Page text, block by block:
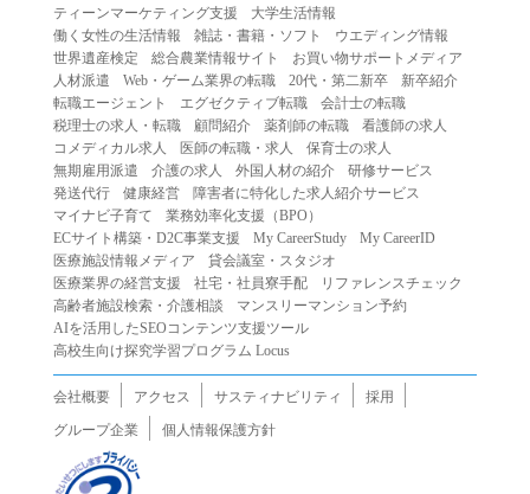
（３）当社または第三者の著作権等の知的財産権、プライ
バシー、その他の権利を侵害する行為
（４）当社または第三者を誹謗中傷する行為
（５）当社または第三者に不利益を与える行為
（６）営利を目的とした行為
（７）政治・選挙・宗教活動またはそれらに類する行為
（８）本サービスの運営を妨害する行為
（９）法令違反、犯罪行為、または公序良俗に反する行為
（１０）暴力的な要求行為、または法的な責任を超えた不
当な要求行為
（１１）その他当社が不適切であると判断する行為
２.当社は、前項の定めに該当する行為を行った利用者に対
の提供を停止または中断することができるものとします。
第５条（免責）
１.当社は、本サービスの利用（これらに伴う当社または第
三者の情報提供行為等を含みます）により、利用者に生じ
ティーンマーケティング支援
大学生活情報
働く女性の生活情報
雑誌・書籍・ソフト
ウエディング情報
世界遺産検定
総合農業情報サイト
お買い物サポートメディア
人材派遣
Web・ゲーム業界の転職 20代・第二新卒
新卒紹介
転職エージェント
エグゼクティブ転職
会計士の転職
税理士の求人・転職
顧問紹介 薬剤師の転職
看護師の求人
コメディカル求人
医師の転職・求人
保育士の求人
無期雇用派遣
介護の求人 外国人材の紹介
研修サービス
発送代行
健康経営
障害者に特化した求人紹介サービス
マイナビ子育て
業務効率化支援（BPO）
ECサイト構築・D2C事業支援
My CareerStudy
My CareerID
医療施設情報メディア
貸会議室・スタジオ
医療業界の経営支援
社宅・社員寮手配
リファレンスチェック
高齢者施設検索・介護相談
マンスリーマンション予約
AIを活用したSEOコンテンツ支援ツール
高校生向け探究学習プログラム Locus
会社概要 アクセス サスティナビリティ
採用
グループ企業
個人情報保護方針